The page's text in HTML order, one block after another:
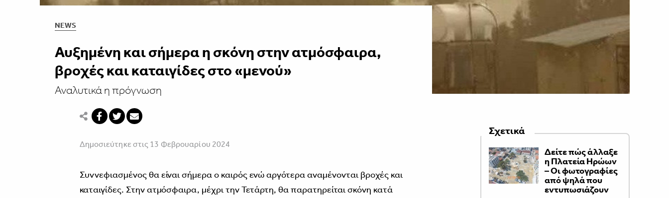
NEWS
Αυξημένη και σήμερα η σκόνη στην ατμόσφαιρα,
βροχές και καταιγίδες στο «μενού»
Αναλυτικά η πρόγνωση
Δημοσιεύτηκε στις 13 Φεβρουαρίου 2024
Συννεφιασμένος θα είναι σήμερα ο καιρός ενώ αργότερα αναμένονται βροχές και
καταιγίδες. Στην ατμόσφαιρα, μέχρι την Τετάρτη, θα παρατηρείται σκόνη κατά
Σχετικά
Δείτε πώς άλλαξε
η Πλατεία Ηρώων
– Οι φωτογραφίες
από ψηλά που
εντυπωσιάζουν